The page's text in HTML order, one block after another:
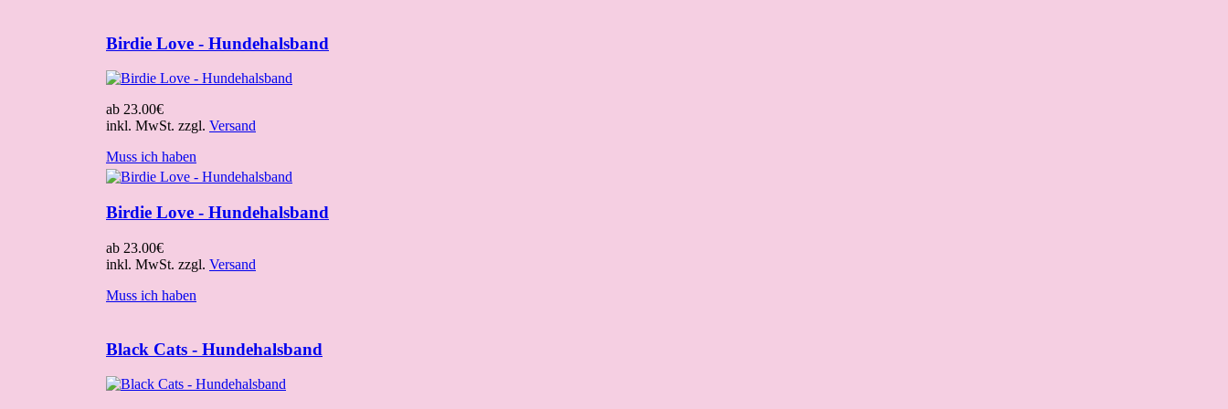
Birdie Love - Hundehalsband
ab 23.00€
inkl. MwSt. zzgl. Versand
Muss ich haben
Birdie Love - Hundehalsband
ab 23.00€
inkl. MwSt. zzgl. Versand
Muss ich haben
Black Cats - Hundehalsband